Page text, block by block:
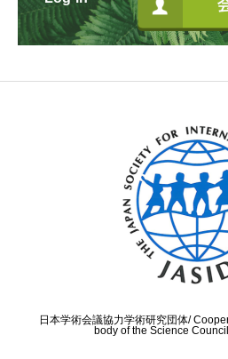
日本学術会議協力学術研究団体/
body of the Science